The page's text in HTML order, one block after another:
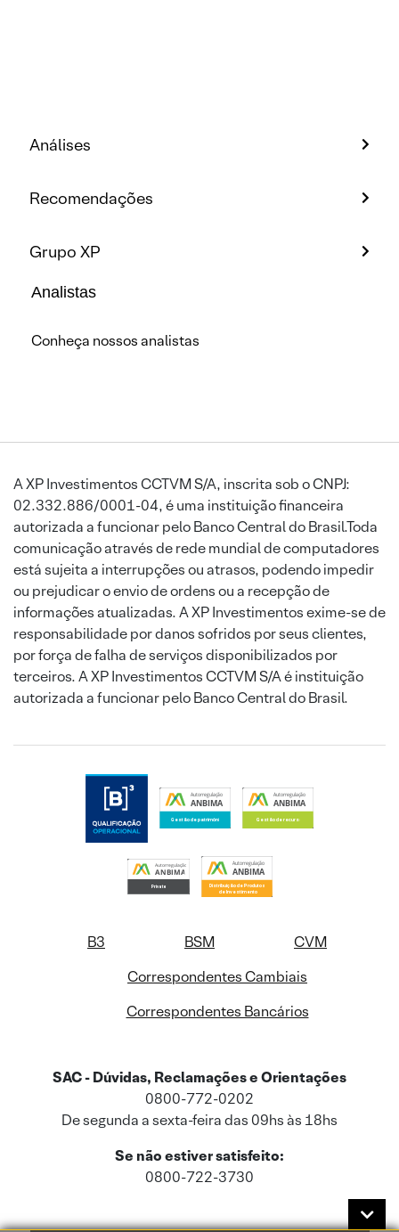
Análises
Recomendações
Grupo XP
Analistas
Conheça nossos analistas
A XP Investimentos CCTVM S/A, inscrita sob o CNPJ:
02.332.886/0001-04, é uma instituição financeira
autorizada a funcionar pelo Banco Central do Brasil.Toda
comunicação através de rede mundial de computadores
está sujeita a interrupções ou atrasos, podendo impedir
ou prejudicar o envio de ordens ou a recepção de
informações atualizadas. A XP Investimentos exime-se de
responsabilidade por danos sofridos por seus clientes,
por força de falha de serviços disponibilizados por
terceiros. A XP Investimentos CCTVM S/A é instituição
autorizada a funcionar pelo Banco Central do Brasil.
B3 BSM
CVM
Correspondentes Cambiais
Correspondentes Bancários
SAC - Dúvidas, Reclamações e Orientações
0800-772-0202
De segunda a sexta-feira das 09hs às 18hs
Se não estiver satisfeito:
0800-722-3730